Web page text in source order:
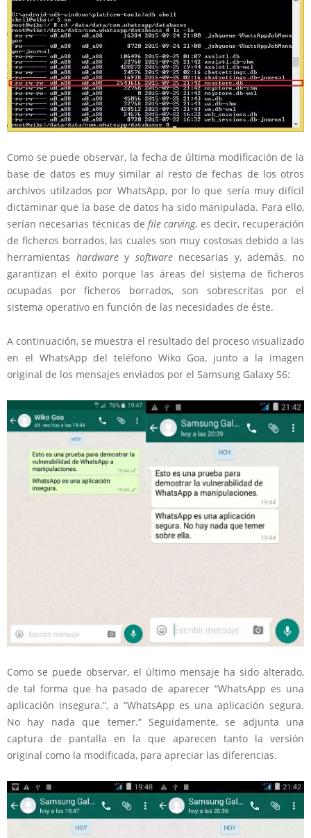
Como se puede observar, la fecha de última modificación de la
base de datos es muy similar al resto de fechas de los otros
archivos utilzados por WhatsApp, por lo que sería muy difícil
dictaminar que la base de datos ha sido manipulada. Para ello,
serían necesarias técnicas de file carving, es decir, recuperación
de ficheros borrados, las cuales son muy costosas debido a las
herramientas hardwarey softwarenecesarias y, además, no
garantizan el éxito porque las áreas del sistema de ficheros
ocupadas por ficheros borrados, son sobrescritas por el
sistema operativo en función de las necesidades de éste.
A continuación, se muestra el resultado del proceso visualizado
en el WhatsApp del teléfono Wiko Goa, junto a la imagen
original de los mensajes enviados por el Samsung Galaxy S6:
Como se puede observar, el último mensaje ha sido alterado,
de tal forma que ha pasado de aparecer “WhatsApp es una
aplicación insegura.”, a “WhatsApp es una aplicación segura.
No hay nada que temer.” Seguidamente, se adjunta una
captura de pantalla en la que aparecen tanto la versión
original como la modificada, para apreciar las diferencias.